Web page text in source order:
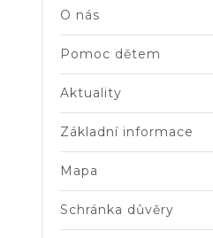
O nás
Pomoc dětem
Aktuality
Základní informace
Mapa
Schránka důvěry